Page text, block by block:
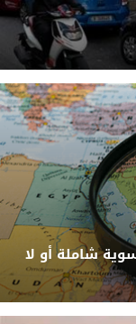
شاملة أو لا